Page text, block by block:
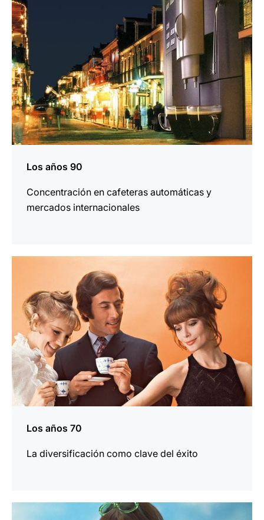
Los años 90
Concentración en cafeteras automáticas y
mercados internacionales
información
Los años 70
La diversificación como clave del éxito